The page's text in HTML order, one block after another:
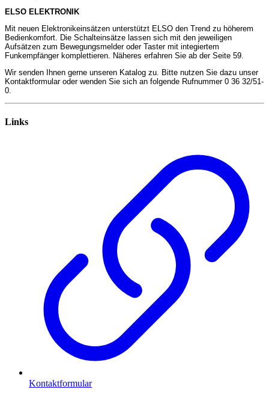
ELSO ELEKTRONIK
Mit neuen Elektronikeinsätzen unterstützt ELSO den Trend zu höherem
Bedienkomfort. Die Schalteinsätze lassen sich mit den jeweiligen
Aufsätzen zum Bewegungsmelder oder Taster mit integiertem
Funkempfänger komplettieren. Näheres erfahren Sie ab der Seite 59.
Wir senden Ihnen gerne unseren Katalog zu. Bitte nutzen Sie dazu unser
Kontaktformular oder wenden Sie sich an folgende Rufnummer 0 36 32/51-
0.
Links
Kontaktformular